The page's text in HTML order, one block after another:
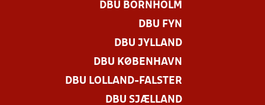
DBU BORNHOLM
DBU FYN
DBU JYLLAND
DBU KØBENHAVN
DBU LOLLAND-FALSTER
DBU SJÆLLAND